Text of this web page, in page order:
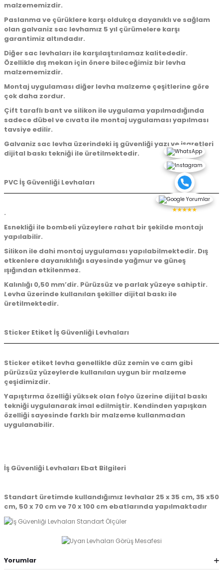
malzememizdir.
Paslanma ve çürüklere karşı oldukça dayanıklı ve sağlam
olan galvaniz sac levhamız 5 yıl çürümelere karşı
garantimiz altındadır.
Diğer sac levhaları ile karşılaştırılamaz kalitededir.
Özellikle dış mekan için önere bileceğimiz bir levha
malzememizdir.
Montaj uygulaması diğer levha malzeme çeşitlerine göre
çok daha zordur.
Çift taraflı bant ve silikon ile uygulama yapılmadığında
sadece dübel ve cıvata ile montaj uygulaması yapılması
tavsiye edilir.
Galvaniz sac levha üzerindeki iş güvenliği yazı ve işaretleri
dijital baskı tekniği ile üretilmektedir.
PVC İş Güvenliği Levhaları
.
Esnekliği ile bombeli yüzeylere rahat bir şekilde montajı
yapılabilir.
Silikon ile dahi montaj uygulaması yapılabilmektedir. Dış
etkenlere dayanıklılığı sayesinde yağmur ve güneş
ışığından etkilenmez.
Kalınlığı 0,50 mm’dir. Pürüzsüz ve parlak yüzeye sahiptir.
Levha üzerinde kullanılan şekiller dijital baskı ile
üretilmektedir.
Sticker Etiket İş Güvenliği Levhaları
Sticker etiket levha genellikle düz zemin ve cam gibi
pürüzsüz yüzeylerde kullanılan uygun bir malzeme
çeşidimizdir.
Yapıştırma özelliği yüksek olan folyo üzerine dijital baskı
tekniği uygulanarak imal edilmiştir. Kendinden yapışkan
özelliği sayesinde farklı bir malzeme kullanmadan
uygulanabilir.
İş Güvenliği Levhaları Ebat Bilgileri
Standart üretimde kullandığımız levhalar 25 x 35 cm, 35 x50
cm, 50 x 70 cm ve 70 x 100 cm ebatlarında yapılmaktadır
Yorumlar
★★★★★